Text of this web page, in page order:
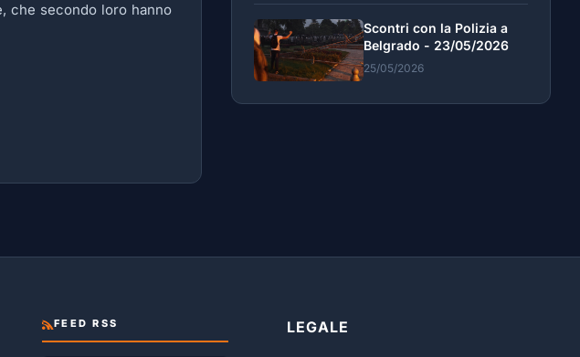
che secondo loro hanno
Scontri con la Polizia a
Belgrado - 23/05/2026
25/05/2026
FEED RSS LEGALE